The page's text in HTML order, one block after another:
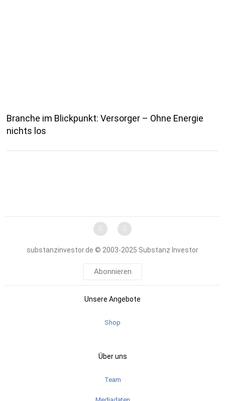
Branche im Blickpunkt: Versorger – Ohne Energie
nichts los
substanzinvestor.de © 2003-2025 Substanz Investor
Abonnieren
Unsere Angebote
Shop
Über uns
Team